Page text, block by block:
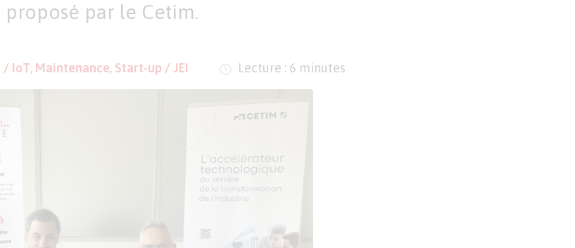
proposé par le Cetim.
/ IoT, Maintenance, Start-up / JEI Lecture : 6 minutes